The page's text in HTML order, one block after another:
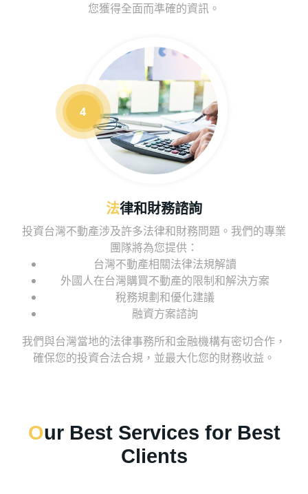
您獲得全面而準確的資訊。
法律和財務諮詢
投資台灣不動產涉及許多法律和財務問題。我們的專業
團隊將為您提供：
台灣不動產相關法律法規解讀
外國人在台灣購買不動產的限制和解決方案
稅務規劃和優化建議
融資方案諮詢
我們與台灣當地的法律事務所和金融機構有密切合作，
確保您的投資合法合規，並最大化您的財務收益。
Our Best Services for Best
Clients